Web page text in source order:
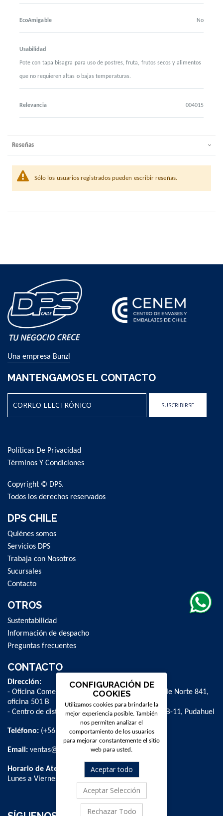
EcoAmigable No
Usabilidad
Pote con tapa bisagra para uso de postres, fruta, frutos secos y alimentos
que no requieren altas o bajas temperaturas.
Relevancia 004015
Reseñas
Sólo los usuarios registrados pueden escribir reseñas.
Una empresa Bunzl
MANTENGAMOS EL CONTACTO
Our
Newsletter:
SUSCRIBIRSE
Políticas De Privacidad
Términos Y Condiciones
Copyright © DPS.
Todos los derechos reservados
DPS CHILE
Quiénes somos
Servicios DPS
Trabaja con Nosotros
Sucursales
Contacto
OTROS
Sustentabilidad
Información de despacho
Preguntas frecuentes
CONTACTO
Dirección:
- Oficina Comercial y administrativa: Avenida Valle Norte 841,
oficina 501 B
- Centro de distribución: La Farfana 500, bodega B-11, Pudahuel
Teléfono: (+56 2) 2 584 8900
Email: ventas@dpschile.cl
Horario de Atención:
Lunes a Viernes / 09:00 a 16:00 hrs
CONFIGURACIÓN DE
COOKIES
Utilizamos cookies para brindarle la
mejor experiencia posible. También
nos permiten analizar el
comportamiento de los usuarios
para mejorar constantemente el sitio
web para usted.
Aceptar todo
Aceptar Selección
Rechazar Todo